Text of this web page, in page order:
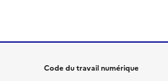
Code du travail numérique